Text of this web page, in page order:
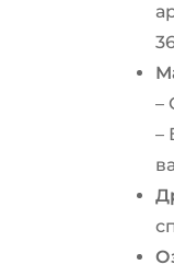
–
–